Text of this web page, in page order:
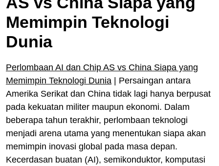
Memimpin Teknologi
Dunia
Perlombaan AI dan Chip AS vs China Siapa yang
Memimpin Teknologi Dunia | Persaingan antara
Amerika Serikat dan China tidak lagi hanya berpusat
pada kekuatan militer maupun ekonomi. Dalam
beberapa tahun terakhir, perlombaan teknologi
menjadi arena utama yang menentukan siapa akan
memimpin inovasi global pada masa depan.
Kecerdasan buatan (AI), semikonduktor, komputasi